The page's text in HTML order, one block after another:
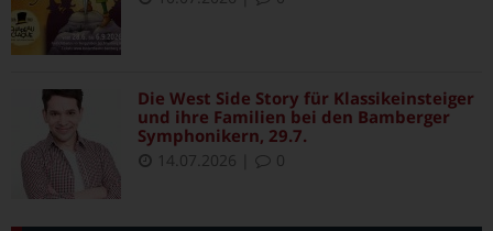
Die West Side Story für Klassikeinsteiger
und ihre Familien bei den Bamberger
Symphonikern, 29.7.
14.07.2026 0